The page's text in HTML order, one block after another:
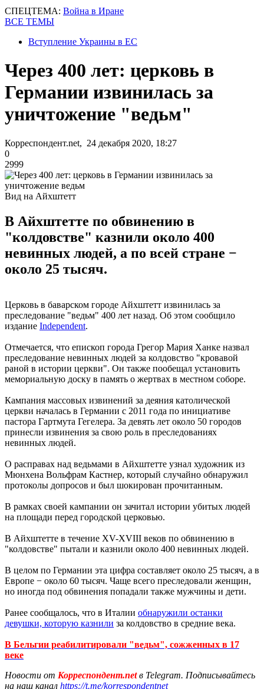
СПЕЦТЕМА: Война в Иране
ВСЕ ТЕМЫ
Вступление Украины в ЕС
Через 400 лет: церковь в
Германии извинилась за
уничтожение "ведьм"
Корреспондент.net, 24 декабря 2020, 18:27
0
2999
Вид на Айхштетт
В Айхштетте по обвинению в
"колдовстве" казнили около 400
невинных людей, а по всей стране −
около 25 тысяч.
Церковь в баварском городе Айхштетт извинилась за
преследование "ведьм" 400 лет назад. Об этом сообщило
издание Independent.
Отмечается, что епископ города Грегор Мария Ханке назвал
преследование невинных людей за колдовство "кровавой
раной в истории церкви". Он также пообещал установить
мемориальную доску в память о жертвах в местном соборе.
Кампания массовых извинений за деяния католической
церкви началась в Германии с 2011 года по инициативе
пастора Гартмута Гегелера. За девять лет около 50 городов
принесли извинения за свою роль в преследованиях
невинных людей.
О расправах над ведьмами в Айхштетте узнал художник из
Мюнхена Вольфрам Кастнер, который случайно обнаружил
протоколы допросов и был шокирован прочитанным.
В рамках своей кампании он зачитал истории убитых людей
на площади перед городской церковью.
В Айхштетте в течение XV-XVIII веков по обвинению в
"колдовстве" пытали и казнили около 400 невинных людей.
В целом по Германии эта цифра составляет около 25 тысяч, а в
Европе − около 60 тысяч. Чаще всего преследовали женщин,
но иногда под обвинения попадали также мужчины и дети.
Ранее сообщалось, что в Италии обнаружили останки
девушки, которую казнили за колдовство в средние века.
В Бельгии реабилитировали "ведьм", сожженных в 17
веке
Новости от Корреспондент.netв Telegram. Подписывайтесь
на наш канал https://t.me/korrespondentnet